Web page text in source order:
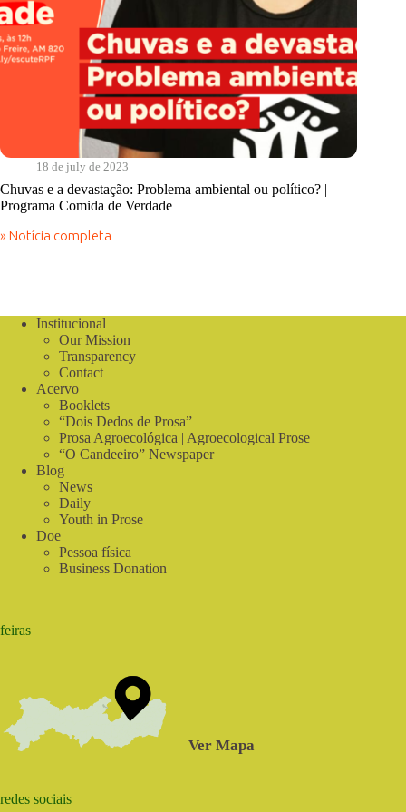
18 de july de 2023
Chuvas e a devastação: Problema ambiental ou político? |
Programa Comida de Verdade
» Notícia completa
Chuvas
ambiental
Programa
Comida
Verdade
Institucional
Our Mission
Transparency
Contact
Acervo
Booklets
“Dois Dedos de Prosa”
Prosa Agroecológica | Agroecological Prose
“O Candeeiro” Newspaper
Blog
News
Daily
Youth in Prose
Doe
Pessoa física
Business Donation
feiras
Ver Mapa
redes sociais